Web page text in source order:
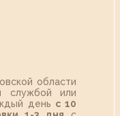
области
службой или
день с 10